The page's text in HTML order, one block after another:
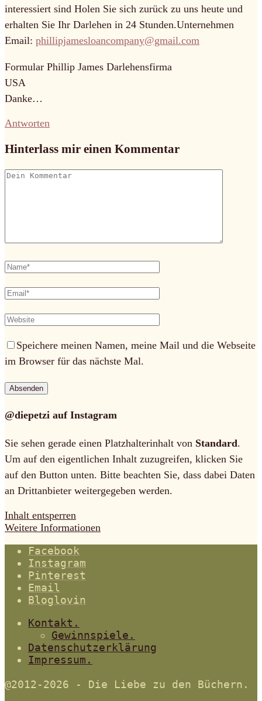
interessiert sind Holen Sie sich zurück zu uns heute und
erhalten Sie Ihr Darlehen in 24 Stunden.Unternehmen
Email: phillipjamesloancompany@gmail.com
Formular Phillip James Darlehensfirma
USA
Danke…
Antworten
Hinterlass mir einen Kommentar
Speichere meinen Namen, meine Mail und die Webseite
im Browser für das nächste Mal.
@diepetzi auf Instagram
Sie sehen gerade einen Platzhalterinhalt von Standard.
Um auf den eigentlichen Inhalt zuzugreifen, klicken Sie
auf den Button unten. Bitte beachten Sie, dass dabei Daten
an Drittanbieter weitergegeben werden.
Inhalt entsperren
Weitere Informationen
Facebook
Instagram
Pinterest
Email
Bloglovin
Kontakt.
Gewinnspiele.
Datenschutzerklärung
Impressum.
@2012-2026 - Die Liebe zu den Büchern.